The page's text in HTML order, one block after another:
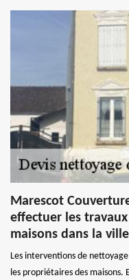
Marescot
effectuer les
maisons dans la
Les interventions de
les propriétaires des